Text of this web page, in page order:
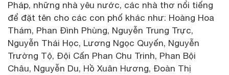
Pháp, những nhà yêu nước, các nhà thơ nổi tiếng
để đặt tên cho các con phố khác như: Hoàng Hoa
Thám, Phan Đình Phùng, Nguyễn Trung Trực,
Nguyễn Thái Học, Lương Ngọc Quyến, Nguyễn
Trường Tộ, Đội Cấn Phan Chu Trinh, Phan Bội
Châu, Nguyễn Du, Hồ Xuân Hương, Đoàn Thị